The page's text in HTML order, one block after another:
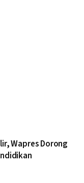
Wapres Dorong